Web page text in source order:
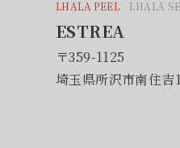
LHALA PEEL LHALA
ESTREA
〒359-1125
埼玉県所沢市南住吉